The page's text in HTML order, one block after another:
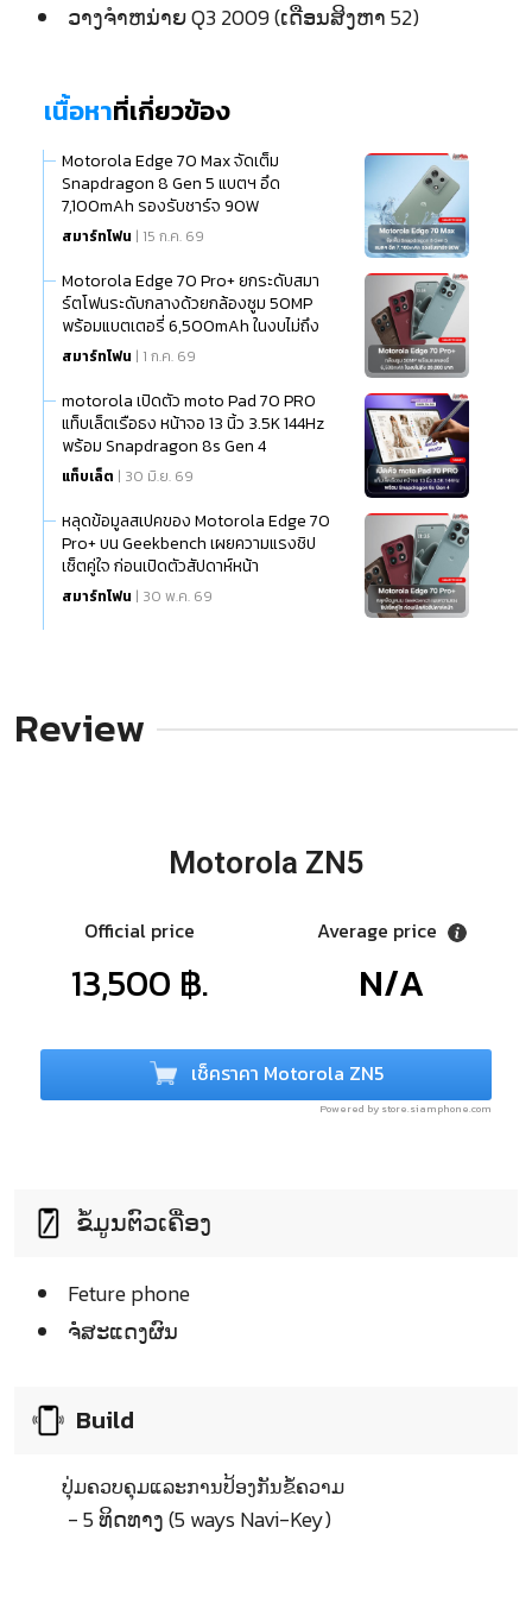
ວາງຈຳຫນ່າຍ Q3 2009 (ເດືອນສິງຫາ 52)
เนื้อหาที่เกี่ยวข้อง
Motorola Edge 70 Max จัดเต็ม
Snapdragon 8 Gen 5 แบตฯ อึด
7,100mAh รองรับชาร์จ 90W
สมาร์ทโฟน | 15 ก.ค. 69
Motorola Edge 70 Pro+ ยกระดับสมา
ร์ตโฟนระดับกลางด้วยกล้องซูม 50MP
พร้อมแบตเตอรี่ 6,500mAh ในงบไม่ถึง
20,000 บาท
สมาร์ทโฟน | 1 ก.ค. 69
motorola เปิดตัว moto Pad 70 PRO
แท็บเล็ตเรือธง หน้าจอ 13 นิ้ว 3.5K 144Hz
พร้อม Snapdragon 8s Gen 4
แท็บเล็ต | 30 มิ.ย. 69
หลุดข้อมูลสเปคของ Motorola Edge 70
Pro+ บน Geekbench เผยความแรงชิป
เซ็ตคู่ใจ ก่อนเปิดตัวสัปดาห์หน้า
สมาร์ทโฟน | 30 พ.ค. 69
Review
Motorola ZN5
Official price
13,500 ฿.
Average price
N/A
เช็คราคา Motorola ZN5
Powered by store.siamphone.com
ຂໍ້ມູນຕົວເຄື່ອງ
Feture phone
ຈໍໍສະແດງຜົນ
Build
ປຸ່ມຄວບຄຸມແລະການປ້ອງກັນຂໍ້ຄວາມ
- 5 ທິດທາງ (5 ways Navi-Key)